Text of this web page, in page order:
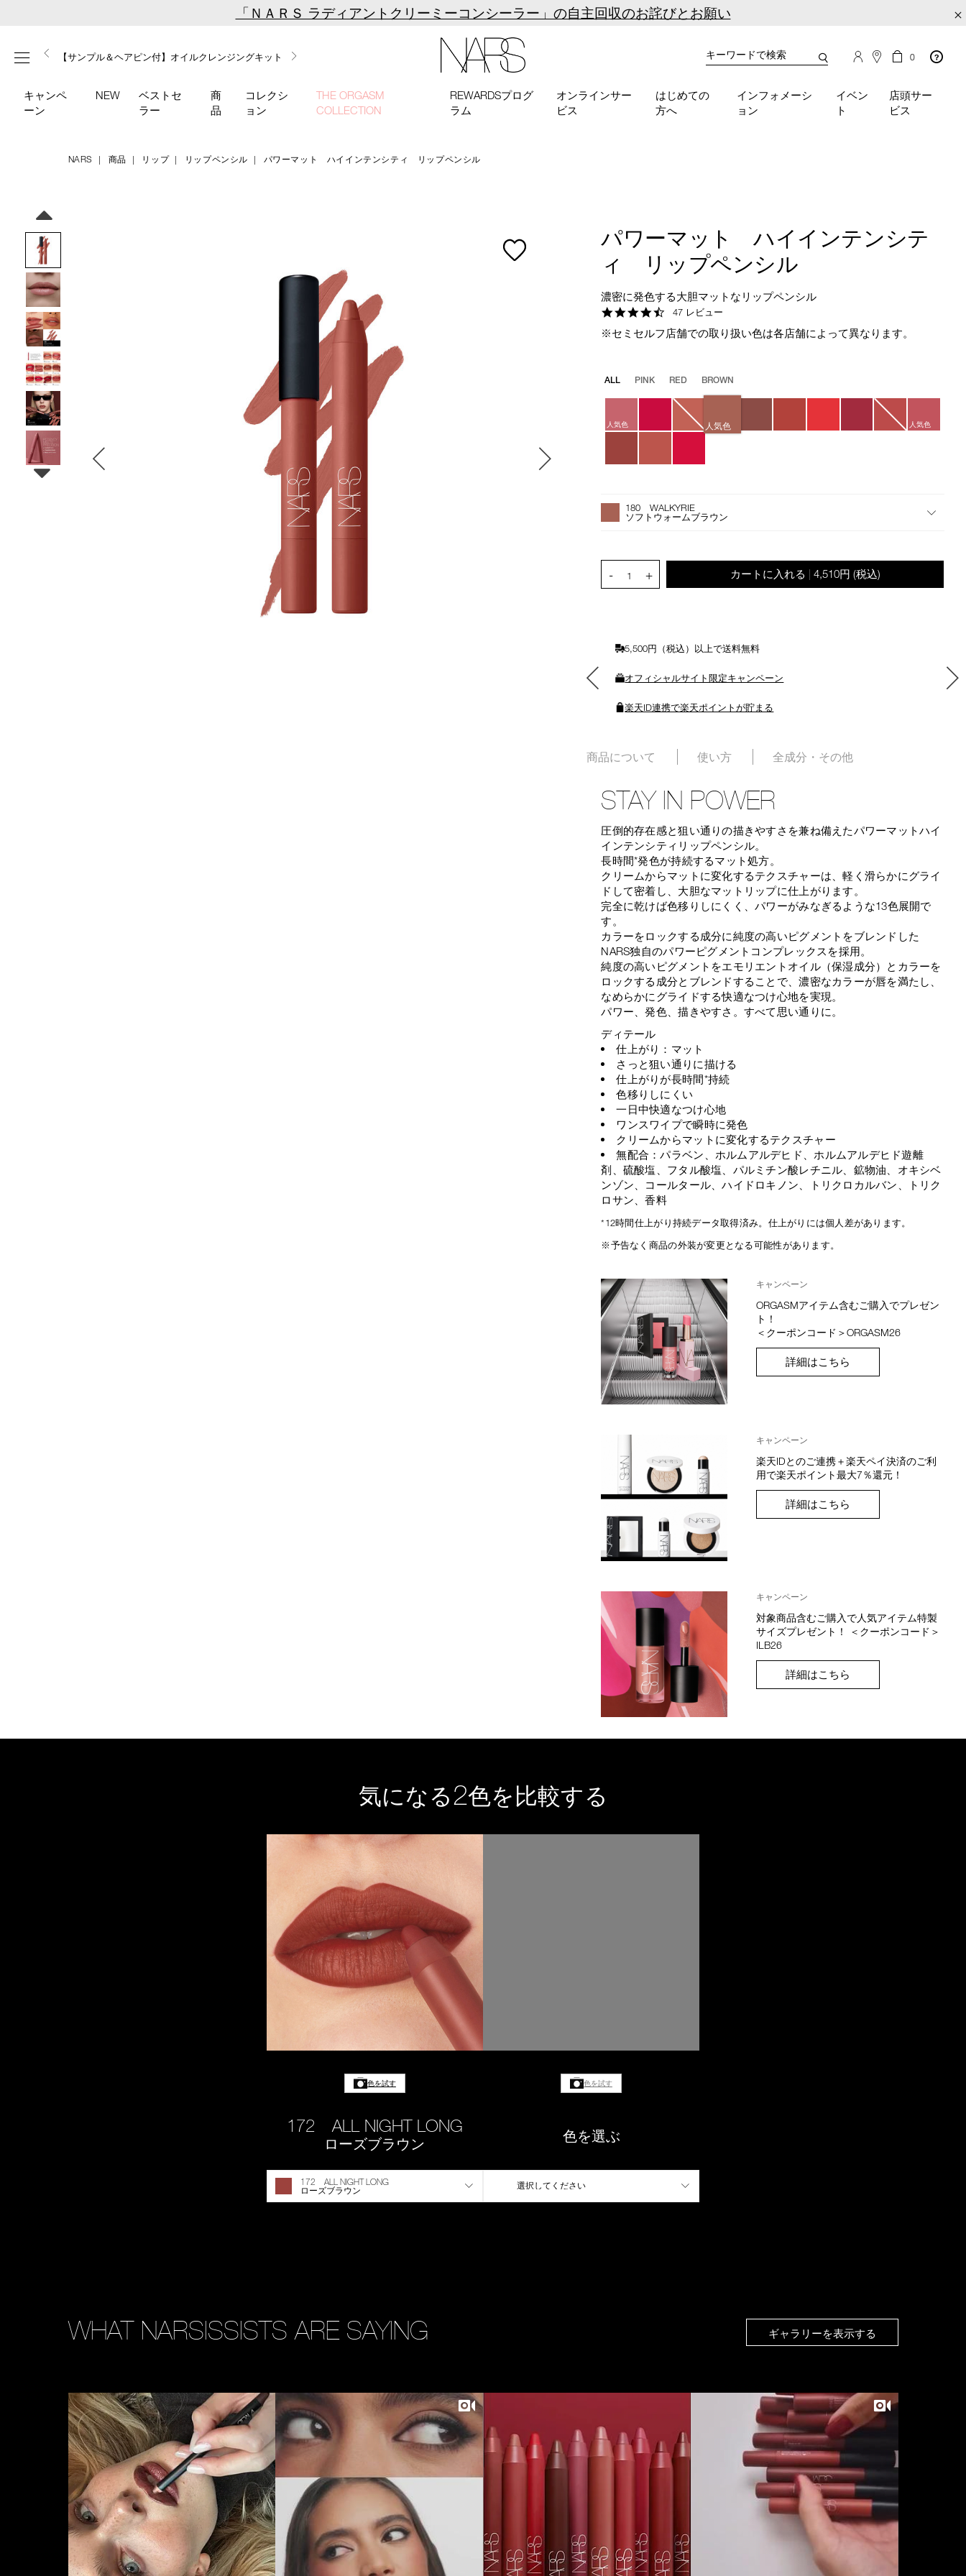
content
×
「ＮＡＲＳ ラディアントクリーミーコンシーラー」の自主回収のお詫びとお願い
メニュー
【ミニパフプレゼント】新リキッドブラッシュご購入でプ
レゼント
【はじめての購入はこちらから】新リキッドブラッシュス
ターターキット
【サンプル＆ヘアピン付】オイルクレンジングキット
【ギフトショッパープレゼント】カラーアイテムをあの人
へのプレゼントに
【ポーチ＆ブラッシュプレゼント】ORGASM CAMPAIGN
キャンペ
ーン
NEW
ベストセ
ラー
商
品
コレクシ
ョン
THE ORGASM
COLLECTION
REWARDSプログ
ラム
オンラインサー
ビス
はじめての
方へ
インフォメーシ
ョン
イベン
ト
店頭サー
ビス
カ
タ
検
use
on
your
mobile
to
access
the
suggestions
submit
form
the
カ
の
商
品
0
NARS 商品 リップ リップペンシル パワーマット ハイインテンシティ リップペンシル
/powermatte-
intensity-
pencil-
180/4535683209304.html
4535683209304
パワーマット ハイインテンシテ
ィ リップペンシル
濃密に発色する大胆マットなリップペンシル
4.3
rating
47 レビュー
※セミセルフ店舗での取り扱い色は各店舗によって異なります。
ー
シ
ン
ALL PINK RED BROWN
人気色 人気色 人気色
プ
を
カ
ー
Actions180 WALKYRIE
ソフトウォームブラウン
- 1 + カートに入れる 4,510円 (税込)
5,500円（税込）以上で送料無料
オフィシャルサイト限定キャンペーン
楽天ID連携で楽天ポイントが貯まる
商品について 使い方 全成分・その他
STAY IN POWER
圧倒的存在感と狙い通りの描きやすさを兼ね備えたパワーマットハイ
インテンシティリップペンシル。
長時間*発色が持続するマット処方。
クリームからマットに変化するテクスチャーは、軽く滑らかにグライ
ドして密着し、大胆なマットリップに仕上がります。
完全に乾けば色移りしにくく、パワーがみなぎるような13色展開で
す。
カラーをロックする成分に純度の高いピグメントをブレンドした
NARS独自のパワーピグメントコンプレックスを採用。
純度の高いピグメントをエモリエントオイル（保湿成分）とカラーを
ロックする成分とブレンドすることで、濃密なカラーが唇を満たし、
なめらかにグライドする快適なつけ心地を実現。
パワー、発色、描きやすさ。すべて思い通りに。
ディテール
仕上がり：マット
さっと狙い通りに描ける
仕上がりが長時間*持続
色移りしにくい
一日中快適なつけ心地
ワンスワイプで瞬時に発色
クリームからマットに変化するテクスチャー
無配合：パラベン、ホルムアルデヒド、ホルムアルデヒド遊離
剤、硫酸塩、フタル酸塩、パルミチン酸レチニル、鉱物油、オキシベ
ンゾン、コールタール、ハイドロキノン、トリクロカルバン、トリク
ロサン、香料
*12時間仕上がり持続データ取得済み。仕上がりには個人差があります。
※予告なく商品の外装が変更となる可能性があります。
キャンペーン
ORGASMアイテム含むご購入でプレゼン
ト！
＜クーポンコード＞ORGASM26
詳細はこちら
キャンペーン
楽天IDとのご連携＋楽天ペイ決済のご利
用で楽天ポイント最大7％還元！
詳細はこちら
キャンペーン
対象商品含むご購入で人気アイテム特製
サイズプレゼント！ ＜クーポンコード＞
ILB26
詳細はこちら
気になる2色を比較する
色を試す
172 ALL NIGHT LONG
ローズブラウン
172 ALL NIGHT LONG
ローズブラウン
色を試す
色を選ぶ
選択してください
WHAT NARSISSISTS ARE SAYING ギャラリーを表示する